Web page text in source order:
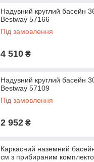
Надувний круглий басейн
Bestway 57166
Під замовлення
4 510 ₴
Надувний круглий басейн
Bestway 57109
Під замовлення
2 952 ₴
Каркасний наземний
см з прибираним